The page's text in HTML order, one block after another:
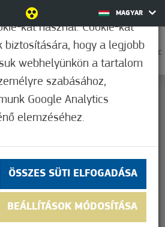
MAGYAR
0
33,9°C
Google Maps correctly.
OK
kat használ. Cookie-kat
biztosítására, hogy a legjobb
webhelyünkön a tartalom
szabásához,
Google Analytics
elemzéséhez.
ÖSSZES SÜTI ELFOGADÁSA
BEÁLLÍTÁSOK MÓDOSÍTÁSA